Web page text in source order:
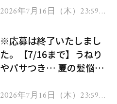
ヘアドライヤー ジュエル
2026年7月16日（木）23:59ま
※応募は終了いたしまし
た。【7/16まで】うねり
やパサつき… 夏の髪悩み
ムを13名様にプレゼン
2026年7月16日（木）23:59ま